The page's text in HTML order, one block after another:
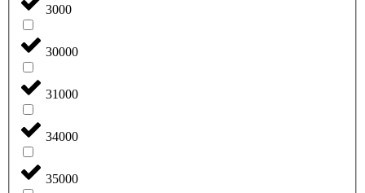
3000
30000
31000
34000
35000